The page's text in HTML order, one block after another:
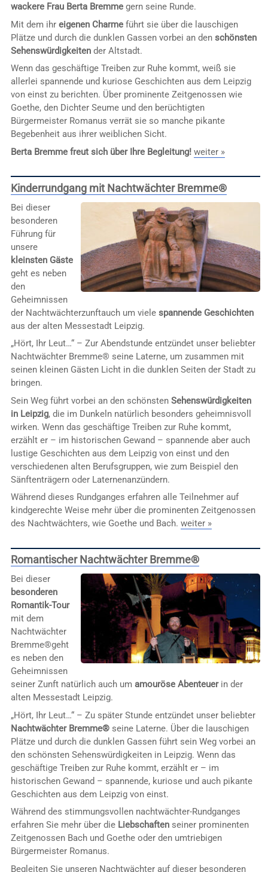
wackere Frau Berta Bremmegern seine Runde.
Mit dem ihr eigenen Charmeführt sie über die lauschigen
Plätze und durch die dunklen Gassen vorbei an den schönsten
Sehenswürdigkeitender Altstadt.
Wenn das geschäftige Treiben zur Ruhe kommt, weiß sie
allerlei spannende und kuriose Geschichten aus dem Leipzig
von einst zu berichten. Über prominente Zeitgenossen wie
Goethe, den Dichter Seume und den berüchtigten
Bürgermeister Romanus verrät sie so manche pikante
Begebenheit aus ihrer weiblichen Sicht.
Berta Bremme freut sich über Ihre Begleitung! weiter »
Kinderrundgang mit Nachtwächter Bremme®
Bei dieser
besonderen
Führung für
unsere
kleinsten Gäste
geht es neben
den
Geheimnissen
der Nachtwächterzunftauch um viele spannende Geschichten
aus der alten Messestadt Leipzig.
„Hört, Ihr Leut…“ – Zur Abendstunde entzündet unser beliebter
Nachtwächter Bremme® seine Laterne, um zusammen mit
seinen kleinen Gästen Licht in die dunklen Seiten der Stadt zu
bringen.
Sein Weg führt vorbei an den schönsten Sehenswürdigkeiten
in Leipzig, die im Dunkeln natürlich besonders geheimnisvoll
wirken. Wenn das geschäftige Treiben zur Ruhe kommt,
erzählt er – im historischen Gewand – spannende aber auch
lustige Geschichten aus dem Leipzig von einst und den
verschiedenen alten Berufsgruppen, wie zum Beispiel den
Sänftenträgern oder Laternenanzündern.
Während dieses Rundganges erfahren alle Teilnehmer auf
kindgerechte Weise mehr über die prominenten Zeitgenossen
des Nachtwächters, wie Goethe und Bach. weiter »
Romantischer Nachtwächter Bremme®
Bei dieser
besonderen
Romantik-Tour
mit dem
Nachtwächter
Bremme®geht
es neben den
Geheimnissen
seiner Zunft natürlich auch um amouröse Abenteuerin der
alten Messestadt Leipzig.
„Hört, Ihr Leut…“ – Zu später Stunde entzündet unser beliebter
Nachtwächter Bremme®seine Laterne. Über die lauschigen
Plätze und durch die dunklen Gassen führt sein Weg vorbei an
den schönsten Sehenswürdigkeiten in Leipzig. Wenn das
geschäftige Treiben zur Ruhe kommt, erzählt er – im
historischen Gewand – spannende, kuriose und auch pikante
Geschichten aus dem Leipzig von einst.
Während des stimmungsvollen nachtwächter-Rundganges
erfahren Sie mehr über die Liebschaftenseiner prominenten
Zeitgenossen Bach und Goethe oder den umtriebigen
Bürgermeister Romanus.
Begleiten Sie unseren Nachtwächter auf dieser besonderen